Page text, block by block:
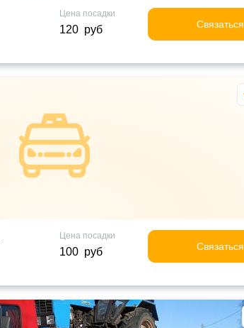
Цена посадки
120 руб Связаться
Цена посадки
100 руб Связаться